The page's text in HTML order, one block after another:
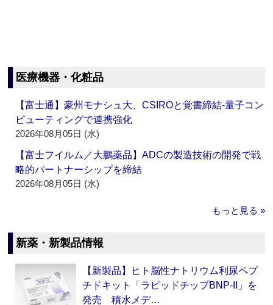
医療機器・化粧品
【富士通】豪州モナシュ大、CSIROと覚書締結‐量子コン
ピューティングで連携強化
2026年08月05日 (水)
【富士フイルム／大鵬薬品】ADCの製造技術の開発で戦
略的パートナーシップを締結
2026年08月05日 (水)
もっと見る »
新薬・新製品情報
【新製品】ヒト脳性ナトリウム利尿ペプ
チドキット「ラピッドチップBNP-II」を
発売 積水メデ…